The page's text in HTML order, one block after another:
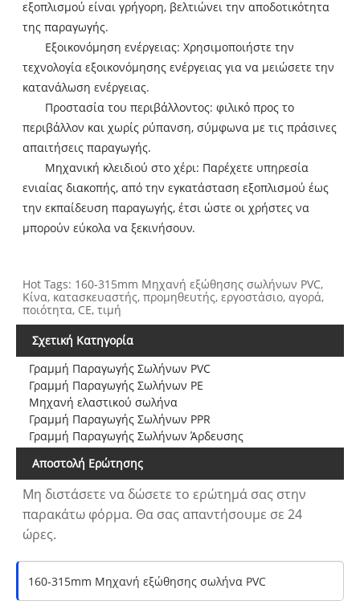
εξοπλισμού είναι γρήγορη, βελτιώνει την αποδοτικότητα
της παραγωγής.
Εξοικονόμηση ενέργειας: Χρησιμοποιήστε την
τεχνολογία εξοικονόμησης ενέργειας για να μειώσετε την
κατανάλωση ενέργειας.
Προστασία του περιβάλλοντος: φιλικό προς το
περιβάλλον και χωρίς ρύπανση, σύμφωνα με τις πράσινες
απαιτήσεις παραγωγής.
Μηχανική κλειδιού στο χέρι: Παρέχετε υπηρεσία
ενιαίας διακοπής, από την εγκατάσταση εξοπλισμού έως
την εκπαίδευση παραγωγής, έτσι ώστε οι χρήστες να
μπορούν εύκολα να ξεκινήσουν.
Hot Tags: 160-315mm Μηχανή εξώθησης σωλήνων PVC,
Κίνα, κατασκευαστής, προμηθευτής, εργοστάσιο, αγορά,
ποιότητα, CE, τιμή
Σχετική Κατηγορία
Γραμμή Παραγωγής Σωλήνων PVC
Γραμμή Παραγωγής Σωλήνων PE
Μηχανή ελαστικού σωλήνα
Γραμμή Παραγωγής Σωλήνων PPR
Γραμμή Παραγωγής Σωλήνων Άρδευσης
Αποστολή Ερώτησης
Μη διστάσετε να δώσετε το ερώτημά σας στην
παρακάτω φόρμα. Θα σας απαντήσουμε σε 24
ώρες.